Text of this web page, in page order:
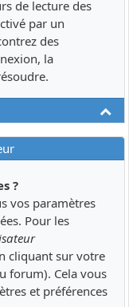
de lecture des
par un
des
la
?
vos paramètres
Pour les
cliquant sur votre
forum). Cela vous
et préférences